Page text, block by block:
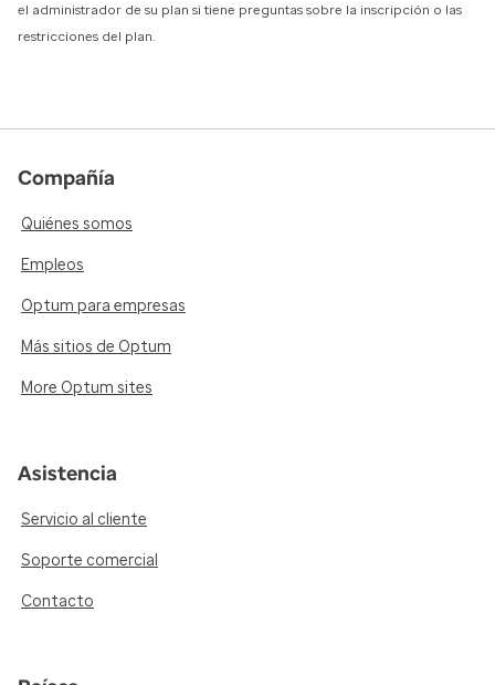
el administrador de su plan si tiene preguntas sobre la inscripción o las
restricciones del plan.
Compañía
Quiénes somos
Empleos
Optum para empresas
Más sitios de Optum
More Optum sites
Asistencia
Servicio al cliente
Soporte comercial
Contacto